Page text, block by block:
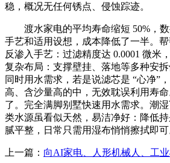
稳，概况无任何锈点、侵蚀踪迹。
渡水家电的平均寿命缩短 50%，数
手艺和适用设想，成本降低了一半。
反渗入手艺：过滤精度达 0.0001 微米
复杂布局：支撑壁挂、落地等多种安
同时用水需求，若是说滤芯是 “心净”
高、含沙量高的中，无效耽误利用寿
了。完全满脚别墅快速用水需求。潮
类水源虽看似天然，易洁净好：降低
腻平整，日常只需用湿布悄悄擦拭即可
上一篇： 向AI家电、人形机械人、工